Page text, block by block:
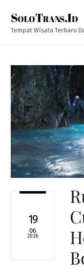
content
SoloTrans.Id
Tempat Wisata Terbaru
19
06
2026